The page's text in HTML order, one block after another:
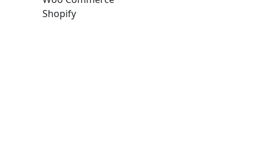
Shopify